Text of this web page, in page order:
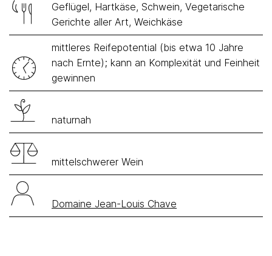
Geflügel, Hartkäse, Schwein, Vegetarische
Gerichte aller Art, Weichkäse
mittleres Reifepotential (bis etwa 10 Jahre
nach Ernte); kann an Komplexität und Feinheit
gewinnen
naturnah
mittelschwerer Wein
Domaine Jean-Louis Chave